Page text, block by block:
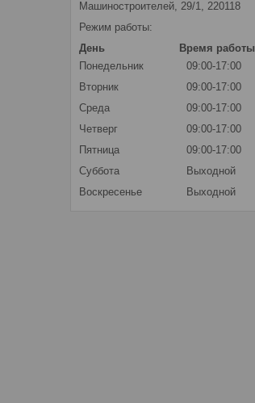
Машиностроителей, 29/1, 220118
Режим работы:
День
Время работы
Понедельник
09:00-17:00
Вторник
09:00-17:00
Среда
09:00-17:00
Четверг
09:00-17:00
Пятница
09:00-17:00
Суббота
Выходной
Воскресенье
Выходной